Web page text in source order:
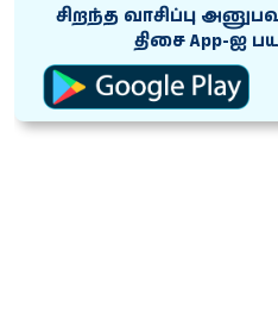
சிறந்த வாசிப்பு
திசை App-ஐ